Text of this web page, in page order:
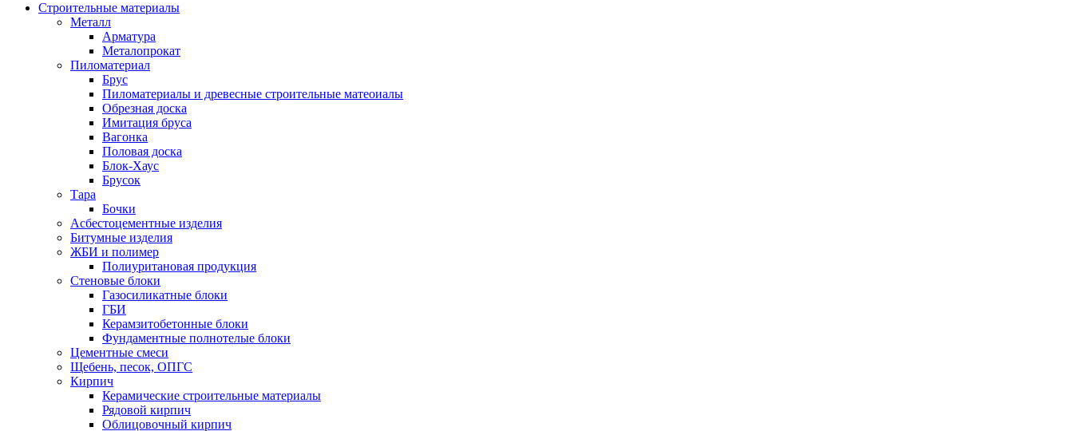
Строительные материалы
Металл
Арматура
Металопрокат
Пиломатериал
Брус
Пиломатериалы и древесные строительные матеоиалы
Обрезная доска
Имитация бруса
Вагонка
Половая доска
Блок-Хаус
Брусок
Тара
Бочки
Асбестоцементные изделия
Битумные изделия
ЖБИ и полимер
Полиуритановая продукция
Стеновые блоки
Газосиликатные блоки
ГБИ
Керамзитобетонные блоки
Фундаментные полнотелые блоки
Цементные смеси
Щебень, песок, ОПГС
Кирпич
Керамические строительные материалы
Рядовой кирпич
Облицовочный кирпич